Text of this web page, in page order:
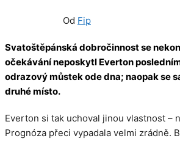
Od Fip
Svatoštěpánská dobročinnost se
očekávání neposkytl Everton
odrazový můstek ode dna; naopak se
druhé místo.
Everton si tak uchoval jinou vlastnost –
Prognóza přeci vypadala velmi zrádně.